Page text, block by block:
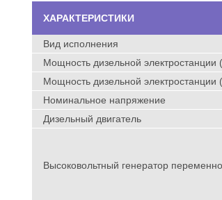
ХАРАКТЕРИСТИКИ
Вид исполнения
Мощность дизельной электростанции
Мощность дизельной электростанции
Номинальное напряжение
Дизельный двигатель
Высоковольтный генератор